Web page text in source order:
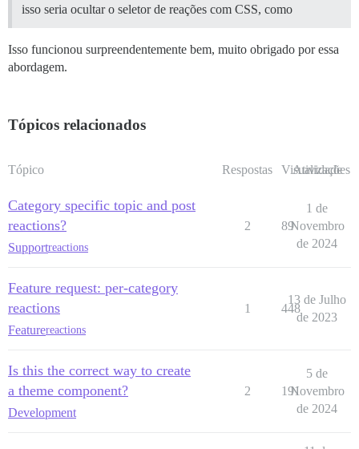
isso seria ocultar o seletor de reações com CSS, como
Isso funcionou surpreendentemente bem, muito obrigado por essa
abordagem.
Tópicos relacionados
Tópico Respostas Visualizações
Atividade
Category specific topic and post
reactions?
Supportreactions
2 89
1 de
Novembro
de 2024
Feature request: per-category
reactions
Featurereactions
1 448
13 de Julho
de 2023
Is this the correct way to create
a theme component?
Development
2 191
5 de
Novembro
de 2024